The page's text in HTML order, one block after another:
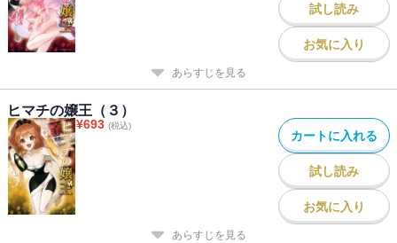
試し読み
お気に入り
あらすじを見る
ヒマチの嬢王（３）
¥693 (税込)
カートに入れる
試し読み
お気に入り
あらすじを見る